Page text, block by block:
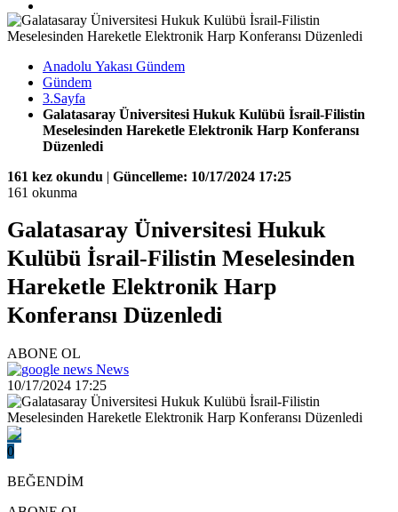
Anadolu Yakası Gündem
Gündem
3.Sayfa
Galatasaray Üniversitesi Hukuk Kulübü İsrail-Filistin
Meselesinden Hareketle Elektronik Harp Konferansı
Düzenledi
161 kez okundu | Güncelleme: 10/17/2024 17:25
161 okunma
Galatasaray Üniversitesi Hukuk
Kulübü İsrail-Filistin Meselesinden
Hareketle Elektronik Harp
Konferansı Düzenledi
ABONE OL
News
10/17/2024 17:25
0
BEĞENDİM